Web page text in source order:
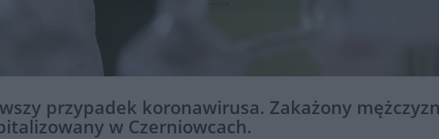
przypadek koronawirusa. Zakażony
w Czerniowcach.